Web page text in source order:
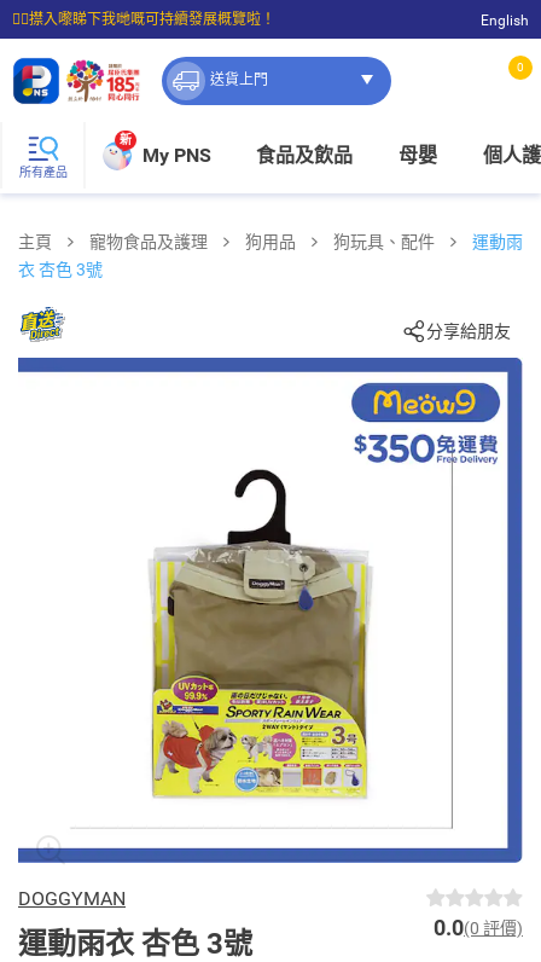
☝🏼㩒入嚟睇下我哋嘅可持續發展概覽啦！
⭐購物滿$399即享免費送貨；滿$100即可免費店取。
English
送貨上門
0
所有產品
新
My PNS 食品及飲品 母嬰 個人
主頁 寵物食品及護理 狗用品 狗玩具、配件
運動雨
衣 杏色 3號
分享給朋友
DOGGYMAN
運動雨衣 杏色 3號 0.0(0 評價)